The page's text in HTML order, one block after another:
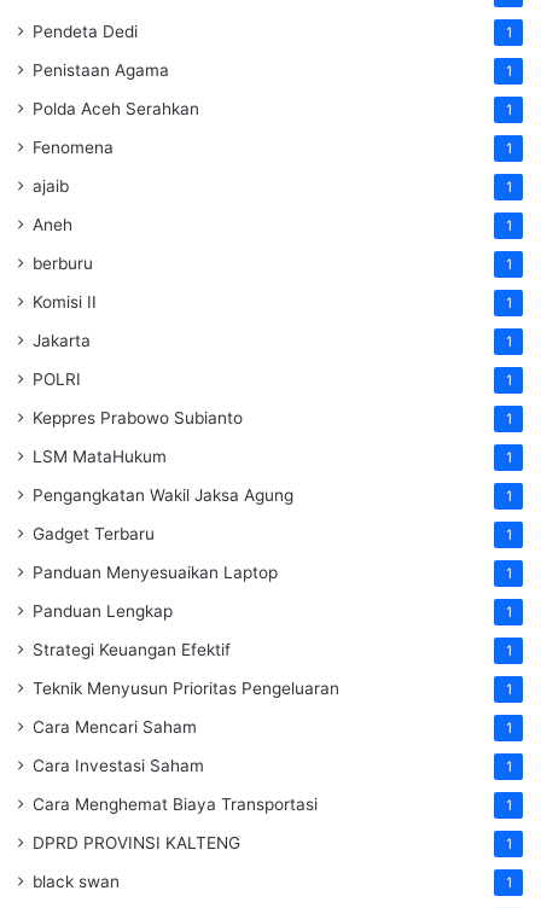
Pendeta Dedi 1
Penistaan Agama 1
Polda Aceh Serahkan 1
Fenomena 1
ajaib 1
Aneh 1
berburu 1
Komisi II 1
Jakarta 1
POLRI 1
Keppres Prabowo Subianto 1
LSM MataHukum 1
Pengangkatan Wakil Jaksa Agung 1
Gadget Terbaru 1
Panduan Menyesuaikan Laptop 1
Panduan Lengkap 1
Strategi Keuangan Efektif 1
Teknik Menyusun Prioritas Pengeluaran 1
Cara Mencari Saham 1
Cara Investasi Saham 1
Cara Menghemat Biaya Transportasi 1
DPRD PROVINSI KALTENG 1
black swan 1